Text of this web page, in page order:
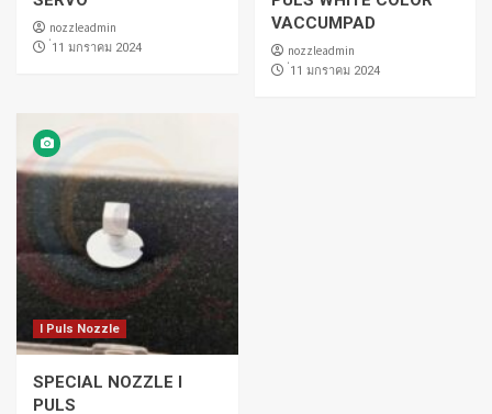
nozzleadmin
่11 มกราคม 2024
VACCUMPAD
nozzleadmin
่11 มกราคม 2024
I Puls Nozzle
SPECIAL NOZZLE I
PULS